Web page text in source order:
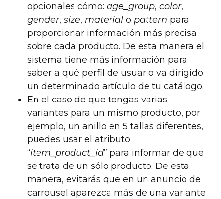
opcionales cómo: age_group, color,
gender, size, material o pattern para
proporcionar información más precisa
sobre cada producto. De esta manera el
sistema tiene más información para
saber a qué perfil de usuario va dirigido
un determinado artículo de tu catálogo.
En el caso de que tengas varias
variantes para un mismo producto, por
ejemplo, un anillo en 5 tallas diferentes,
puedes usar el atributo
“item_product_id” para informar de que
se trata de un sólo producto. De esta
manera, evitarás que en un anuncio de
carrousel aparezca más de una variante